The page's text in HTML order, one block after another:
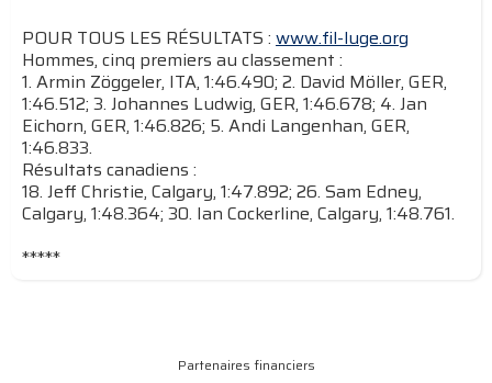
POUR TOUS LES RÉSULTATS : www.fil-luge.org
Hommes, cinq premiers au classement :
1. Armin Zöggeler, ITA, 1:46.490; 2. David Möller, GER,
1:46.512; 3. Johannes Ludwig, GER, 1:46.678; 4. Jan
Eichorn, GER, 1:46.826; 5. Andi Langenhan, GER,
1:46.833.
Résultats canadiens :
18. Jeff Christie, Calgary, 1:47.892; 26. Sam Edney,
Calgary, 1:48.364; 30. Ian Cockerline, Calgary, 1:48.761.
*****
Partenaires financiers